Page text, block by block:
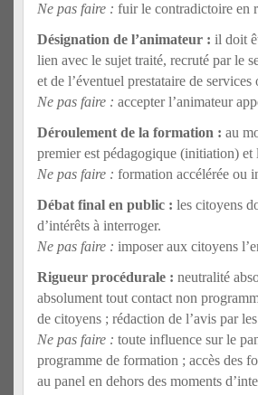
Ne pas faire : fuir le contradictoire en
Désignation de l’animateur : il doit
lien avec le sujet traité, recruté par le
et de l’éventuel prestataire de
Ne pas faire : accepter l’animateur
Déroulement de la formation : au
premier est pédagogique (initiation) et
Ne pas faire : formation accélérée ou
Débat final en public : les citoyens
d’intérêts à interroger.
Ne pas faire : imposer aux citoyens
Rigueur procédurale : neutralité
absolument tout contact non
de citoyens ; rédaction de l’avis par
Ne pas faire : toute influence sur le
programme de formation ; accès des
au panel en dehors des moments